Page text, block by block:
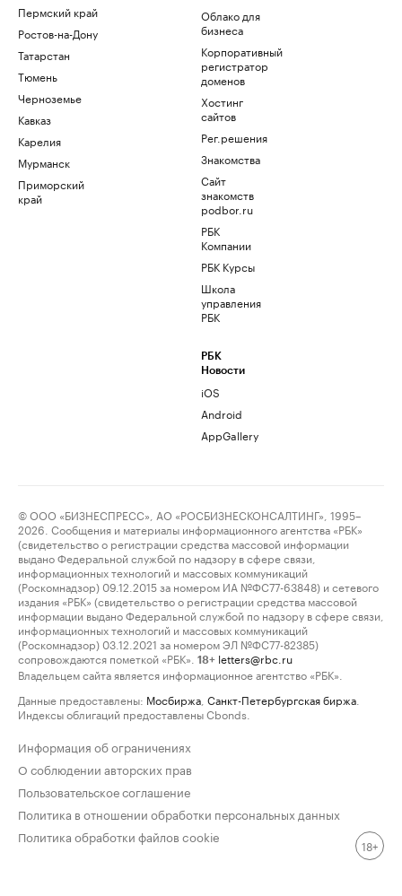
Пермский край
Ростов-на-Дону
Татарстан
Тюмень
Черноземье
Кавказ
Карелия
Мурманск
Приморский
край
Облако для
бизнеса
Корпоративный
регистратор
доменов
Хостинг
сайтов
Рег.решения
Знакомства
Сайт
знакомств
podbor.ru
РБК
Компании
РБК Курсы
Школа
управления
РБК
РБК
Новости
iOS
Android
AppGallery
© ООО «БИЗНЕСПРЕСС», АО «РОСБИЗНЕСКОНСАЛТИНГ», 1995–
2026. Сообщения и материалы информационного агентства «РБК»
(свидетельство о регистрации средства массовой информации
выдано Федеральной службой по надзору в сфере связи,
информационных технологий и массовых коммуникаций
(Роскомнадзор) 09.12.2015 за номером ИА №ФС77-63848) и сетевого
издания «РБК» (свидетельство о регистрации средства массовой
информации выдано Федеральной службой по надзору в сфере связи,
информационных технологий и массовых коммуникаций
(Роскомнадзор) 03.12.2021 за номером ЭЛ №ФС77-82385)
сопровождаются пометкой «РБК».
18+ letters@rbc.ru
Владельцем сайта является информационное агентство «РБК».
Данные предоставлены: Мосбиржа Санкт-Петербургская биржа
Индексы облигаций предоставлены Cbonds.
Информация об ограничениях
О соблюдении авторских прав
Пользовательское соглашение
Политика в отношении обработки персональных данных
Политика обработки файлов cookie
18+